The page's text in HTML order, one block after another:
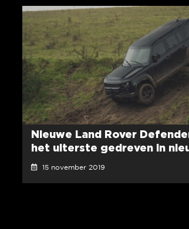
Nieuwe Land Rover
het uiterste gedreven in
15 november 2019